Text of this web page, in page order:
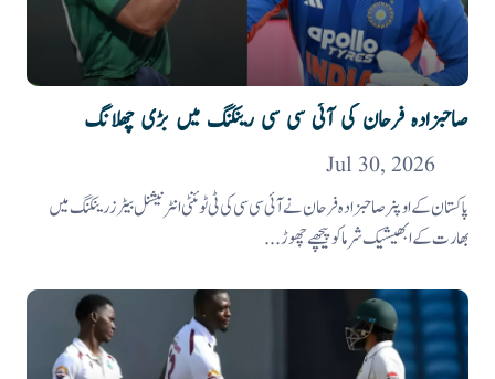
صاحبزادہ فرحان کی آئی سی سی رینکنگ میں بڑی چھلانگ
پاکستان کے اوپنر صاحبزادہ فرحان نے آئی سی سی کی ٹی ٹوئنٹی انٹرنیشنل بیٹرز رینکنگ میں
بھارت کے ابھیشیک شرما کو پیچھے چھوڑ...